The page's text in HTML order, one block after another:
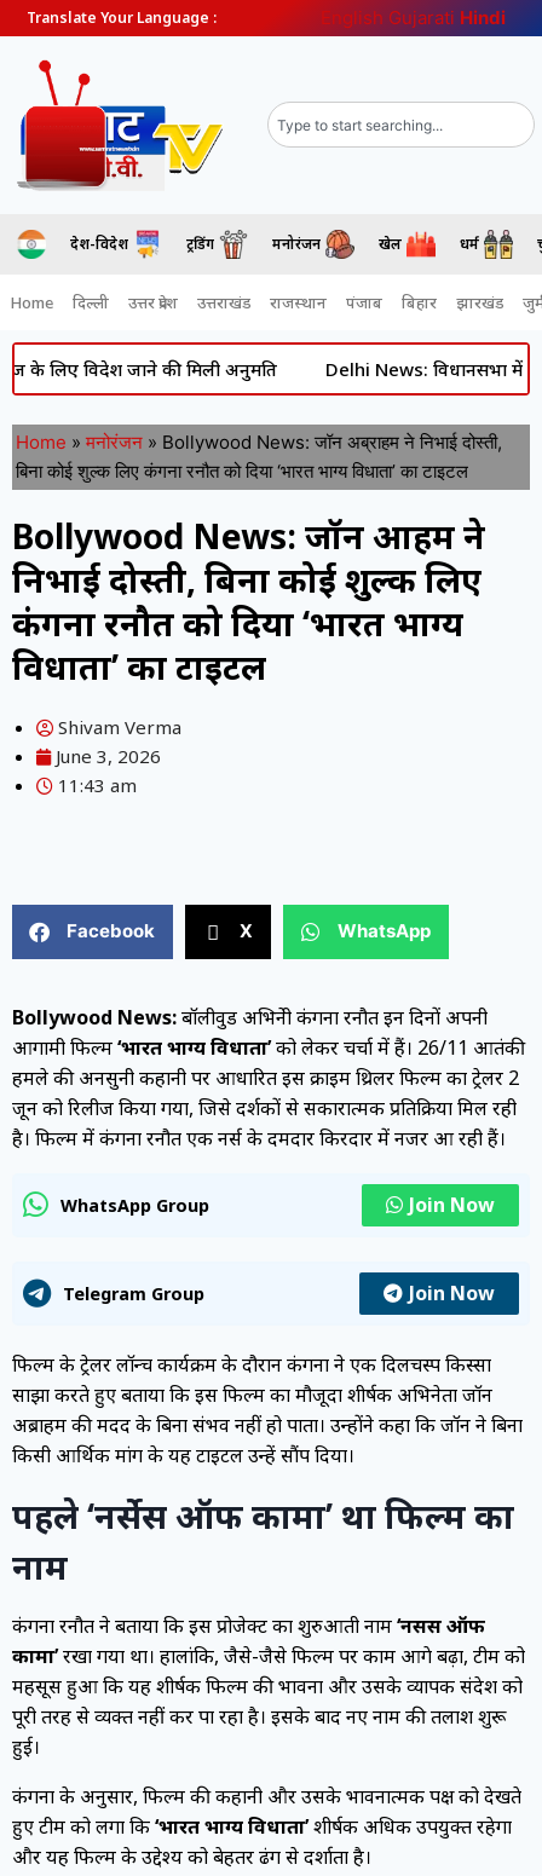
Translate Your Language : English Gujarati Hindi
देश-विदेश ट्रेंडिंग मनोरंजन खेल धर्म
Home दिल्ली उत्तर प्रदेश उत्तराखंड राजस्थान पंजाब बिहार झारखंड
विदेश जाने की मिली अनुमति Delhi News: विधानसभा में भारी
Home » मनोरंजन » Bollywood News: जॉन अब्राहम ने निभाई दोस्ती,
बिना कोई शुल्क लिए कंगना रनौत को दिया ‘भारत भाग्य विधाता’ का टाइटल
Bollywood News: जॉन अब्राहम ने
निभाई दोस्ती, बिना कोई शुल्क लिए
कंगना रनौत को दिया ‘भारत भाग्य
विधाता’ का टाइटल
Shivam Verma
June 3, 2026
11:43 am
Facebook X WhatsApp
Bollywood News:बॉलीवुड अभिनेत्री कंगना रनौत इन दिनों अपनी
आगामी फिल्म‘भारत भाग्य विधाता’को लेकर चर्चा में हैं। 26/11 आतंकी
हमले की अनसुनी कहानी पर आधारित इस क्राइम थ्रिलर फिल्म का ट्रेलर 2
जून को रिलीज किया गया, जिसे दर्शकों से सकारात्मक प्रतिक्रिया मिल रही
है। फिल्म में कंगना रनौत एक नर्स के दमदार किरदार में नजर आ रही हैं।
WhatsApp Group Join Now
Telegram Group Join Now
फिल्म के ट्रेलर लॉन्च कार्यक्रम के दौरान कंगना ने एक दिलचस्प किस्सा
साझा करते हुए बताया कि इस फिल्म का मौजूदा शीर्षक अभिनेता जॉन
अब्राहम की मदद के बिना संभव नहीं हो पाता। उन्होंने कहा कि जॉन ने बिना
किसी आर्थिक मांग के यह टाइटल उन्हें सौंप दिया।
पहले ‘नर्सेस ऑफ कामा’ था फिल्म का
नाम
कंगना रनौत ने बताया कि इस प्रोजेक्ट का शुरुआती नाम‘नर्सेस ऑफ
कामा’रखा गया था। हालांकि, जैसे-जैसे फिल्म पर काम आगे बढ़ा, टीम को
महसूस हुआ कि यह शीर्षक फिल्म की भावना और उसके व्यापक संदेश को
पूरी तरह से व्यक्त नहीं कर पा रहा है। इसके बाद नए नाम की तलाश शुरू
हुई।
कंगना के अनुसार, फिल्म की कहानी और उसके भावनात्मक पक्ष को देखते
हुए टीम को लगा कि‘भारत भाग्य विधाता’शीर्षक अधिक उपयुक्त रहेगा
और यह फिल्म के उद्देश्य को बेहतर ढंग से दर्शाता है।